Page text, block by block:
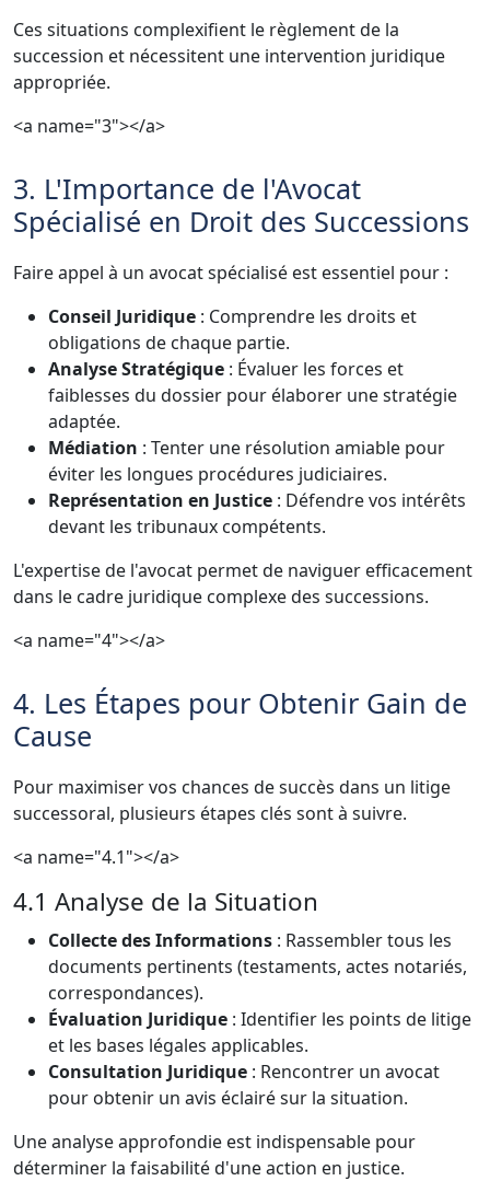
Ces situations complexifient le règlement de la
succession et nécessitent une intervention juridique
appropriée.
<a name="3"></a>
3. L'Importance de l'Avocat
Spécialisé en Droit des Successions
Faire appel à un avocat spécialisé est essentiel pour :
Conseil Juridique : Comprendre les droits et
obligations de chaque partie.
Analyse Stratégique : Évaluer les forces et
faiblesses du dossier pour élaborer une stratégie
adaptée.
Médiation : Tenter une résolution amiable pour
éviter les longues procédures judiciaires.
Représentation en Justice : Défendre vos intérêts
devant les tribunaux compétents.
L'expertise de l'avocat permet de naviguer efficacement
dans le cadre juridique complexe des successions.
<a name="4"></a>
4. Les Étapes pour Obtenir Gain de
Cause
Pour maximiser vos chances de succès dans un litige
successoral, plusieurs étapes clés sont à suivre.
<a name="4.1"></a>
4.1 Analyse de la Situation
Collecte des Informations : Rassembler tous les
documents pertinents (testaments, actes notariés,
correspondances).
Évaluation Juridique : Identifier les points de litige
et les bases légales applicables.
Consultation Juridique : Rencontrer un avocat
pour obtenir un avis éclairé sur la situation.
Une analyse approfondie est indispensable pour
déterminer la faisabilité d'une action en justice.